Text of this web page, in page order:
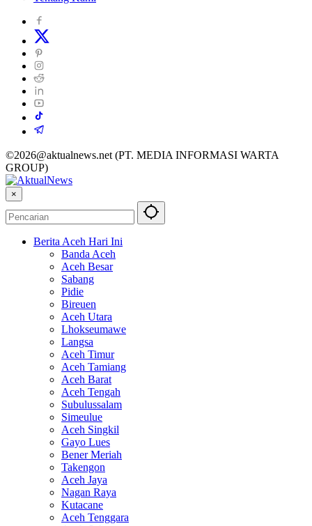
©2026@aktualnews.net (PT. MEDIA INFORMASI WARTA
GROUP)
×
Berita Aceh Hari Ini
Banda Aceh
Aceh Besar
Sabang
Pidie
Bireuen
Aceh Utara
Lhokseumawe
Langsa
Aceh Timur
Aceh Tamiang
Aceh Barat
Aceh Tengah
Subulussalam
Simeulue
Aceh Singkil
Gayo Lues
Bener Meriah
Takengon
Aceh Jaya
Nagan Raya
Kutacane
Aceh Tenggara